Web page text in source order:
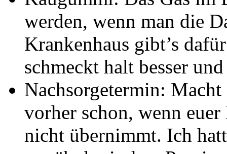
werden, wenn man die
Krankenhaus gibt’s
schmeckt halt besser
Nachsorgetermin:
vorher schon, wenn
nicht übernimmt. Ich